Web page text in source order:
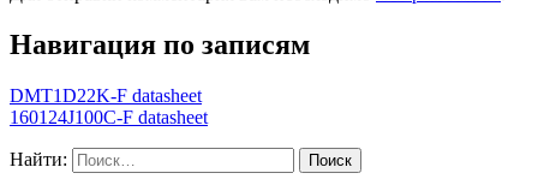
Навигация по записям
DMT1D22K-F datasheet
160124J100C-F datasheet
Найти: